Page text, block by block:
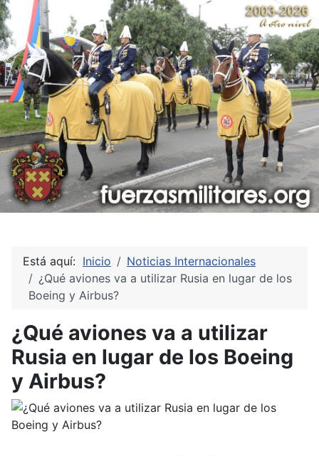
Está aquí: Inicio
Noticias Internacionales
¿Qué aviones va a utilizar Rusia en lugar de los
Boeing y Airbus?
¿Qué aviones va a utilizar
Rusia en lugar de los Boeing
y Airbus?